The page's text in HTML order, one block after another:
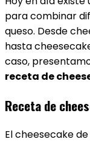
para combinar
queso. Desde
hasta
caso,
receta de
Receta de
El cheesecake